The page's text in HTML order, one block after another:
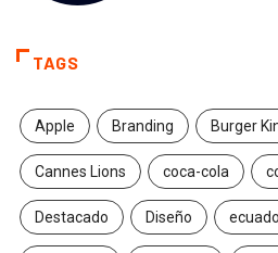
TAGS
Apple Branding Burger
Cannes Lions coca-cola
Destacado Diseño